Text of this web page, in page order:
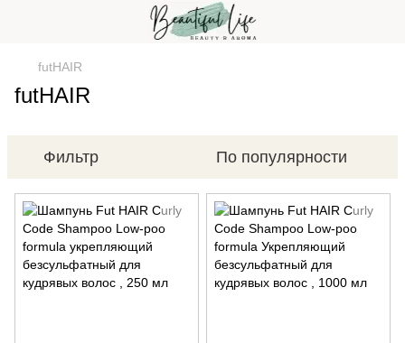
futHAIR
futHAIR
Фильтр По популярности